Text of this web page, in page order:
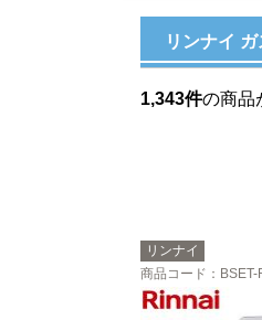
リンナイ
1,343件の商品
リンナイ
商品コード ：